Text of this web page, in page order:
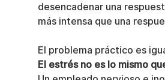
desencadenar una
más intensa que una
El problema práctico es
El estrés no es lo mismo